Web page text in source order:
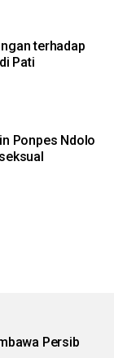
terhadap
Pati
Ponpes Ndolo
Persib